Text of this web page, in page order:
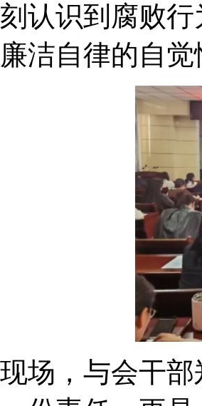
认识到腐败
洁自律的自
，与会干部